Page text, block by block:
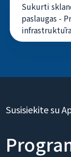
Sukurti
paslaugas -
Susisiekite su